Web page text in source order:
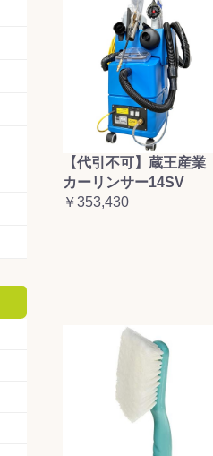
【代引不可】蔵王産業
カーリンサー14SV
￥353,430